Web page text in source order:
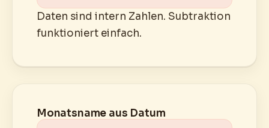
Daten sind intern Zahlen. Subtraktion
funktioniert einfach.
Monatsname aus Datum